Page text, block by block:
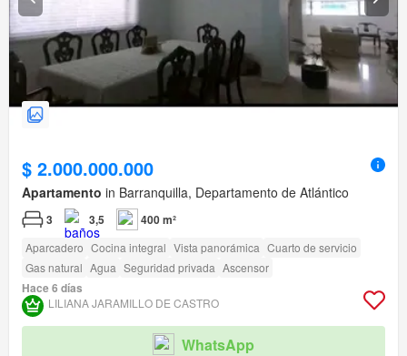
$ 2.000.000.000
Apartamento in Barranquilla, Departamento de Atlántico
3 3,5 400 m²
Aparcadero Cocina integral Vista panorámica Cuarto de servicio
Gas natural Agua Seguridad privada Ascensor
Hace 6 días
LILIANA JARAMILLO DE CASTRO
WhatsApp